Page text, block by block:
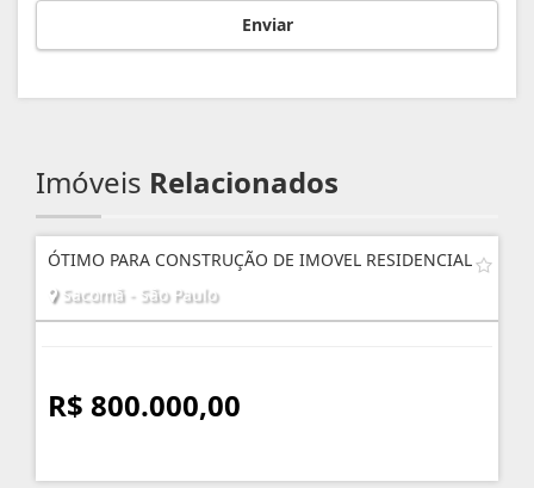
Enviar
Imóveis Relacionados
ÓTIMO PARA CONSTRUÇÃO DE IMOVEL RESIDENCIAL
Sacomã - São Paulo
R$ 800.000,00